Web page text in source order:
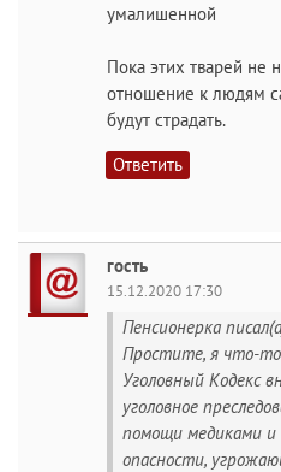
умалишенной
Пока этих тварей не
отношение к людям
будут страдать.
Ответить
гость
15.12.2020 17:30
Пенсионерка
Простите, я что-
Уголовный Кодекс
уголовное
помощи медиками и
опасности,